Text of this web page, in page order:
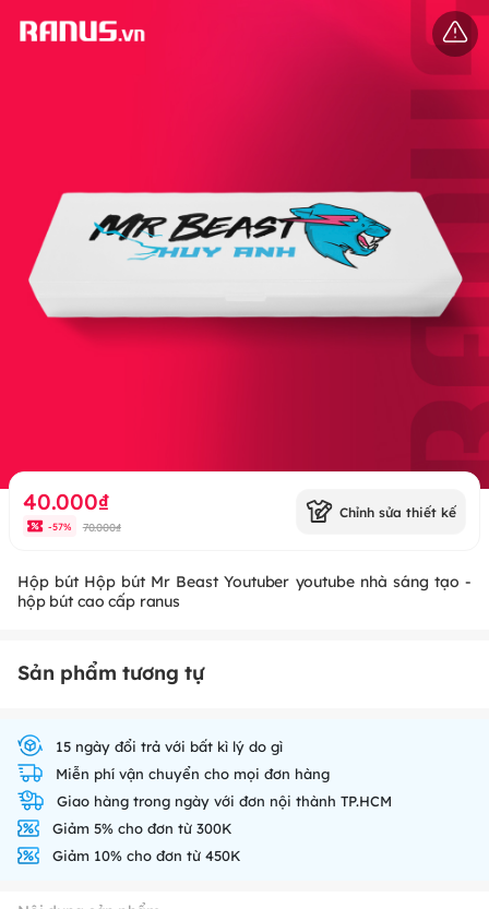
40.000₫
-57% 70.000₫
Chỉnh sửa thiết kế
Hộp bút Hộp bút Mr Beast Youtuber youtube nhà sáng tạo -
hộp bút cao cấp ranus
Sản phẩm tương tự
15 ngày đổi trả với bất kì lý do gì
Miễn phí vận chuyển cho mọi đơn hàng
Giao hàng trong ngày với đơn nội thành TP.HCM
Giảm 5% cho đơn từ 300K
Giảm 10% cho đơn từ 450K